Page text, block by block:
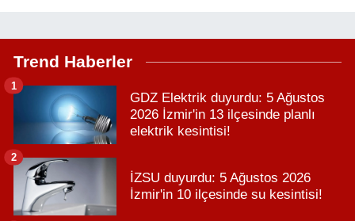
Trend Haberler
GDZ Elektrik duyurdu: 5 Ağustos
2026 İzmir'in 13 ilçesinde planlı
elektrik kesintisi!
1
İZSU duyurdu: 5 Ağustos 2026
İzmir'in 10 ilçesinde su kesintisi!
2